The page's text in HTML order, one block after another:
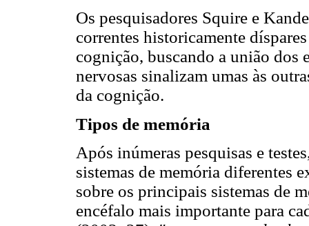
Os pesquisadores Squire e
correntes historicamente
cognição, buscando a união dos
nervosas sinalizam umas às
da cognição.
Tipos de memória
Após inúmeras pesquisas e
sistemas de memória diferentes
sobre os principais sistemas de
encéfalo mais importante para